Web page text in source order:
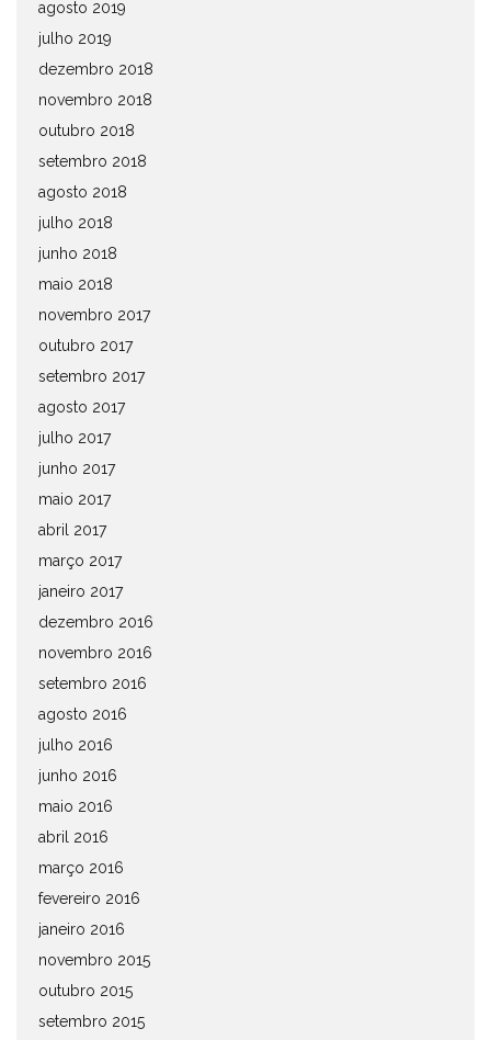
agosto 2019
julho 2019
dezembro 2018
novembro 2018
outubro 2018
setembro 2018
agosto 2018
julho 2018
junho 2018
maio 2018
novembro 2017
outubro 2017
setembro 2017
agosto 2017
julho 2017
junho 2017
maio 2017
abril 2017
março 2017
janeiro 2017
dezembro 2016
novembro 2016
setembro 2016
agosto 2016
julho 2016
junho 2016
maio 2016
abril 2016
março 2016
fevereiro 2016
janeiro 2016
novembro 2015
outubro 2015
setembro 2015